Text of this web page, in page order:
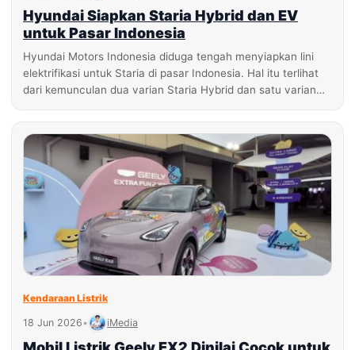
Hyundai Siapkan Staria Hybrid dan EV
untuk Pasar Indonesia
Hyundai Motors Indonesia diduga tengah menyiapkan lini
elektrifikasi untuk Staria di pasar Indonesia. Hal itu terlihat
dari kemunculan dua varian Staria Hybrid dan satu varian…
Kendaraan Listrik
18 Jun 2026• iMedia